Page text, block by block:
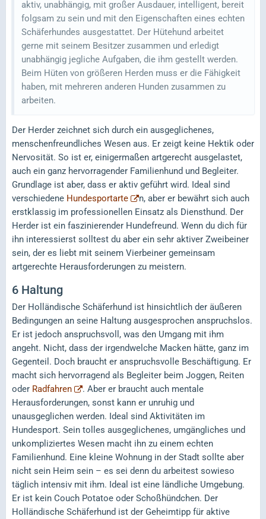
aktiv, unabhängig, mit großer Ausdauer, intelligent, bereit
folgsam zu sein und mit den Eigenschaften eines echten
Schäferhundes ausgestattet. Der Hütehund arbeitet
gerne mit seinem Besitzer zusammen und erledigt
unabhängig jegliche Aufgaben, die ihm gestellt werden.
Beim Hüten von größeren Herden muss er die Fähigkeit
haben, mit mehreren anderen Hunden zusammen zu
arbeiten.
Der Herder zeichnet sich durch ein ausgeglichenes,
menschenfreundliches Wesen aus. Er zeigt keine Hektik oder
Nervosität. So ist er, einigermaßen artgerecht ausgelastet,
auch ein ganz hervorragender Familienhund und Begleiter.
Grundlage ist aber, dass er aktiv geführt wird. Ideal sind
verschiedene Hundesportarte
n, aber er bewährt sich auch
erstklassig im professionellen Einsatz als Diensthund. Der
Herder ist ein faszinierender Hundefreund. Wenn du dich für
ihn interessierst solltest du aber ein sehr aktiver Zweibeiner
sein, der es liebt mit seinem Vierbeiner gemeinsam
artgerechte Herausforderungen zu meistern.
6 Haltung
Der Holländische Schäferhund ist hinsichtlich der äußeren
Bedingungen an seine Haltung ausgesprochen anspruchslos.
Er ist jedoch anspruchsvoll, was den Umgang mit ihm
angeht. Nicht, dass der irgendwelche Macken hätte, ganz im
Gegenteil. Doch braucht er anspruchsvolle Beschäftigung. Er
macht sich hervorragend als Begleiter beim Joggen, Reiten
oder Radfahren
. Aber er braucht auch mentale
Herausforderungen, sonst kann er unruhig und
unausgeglichen werden. Ideal sind Aktivitäten im
Hundesport. Sein tolles ausgeglichenes, umgängliches und
unkompliziertes Wesen macht ihn zu einem echten
Familienhund. Eine kleine Wohnung in der Stadt sollte aber
nicht sein Heim sein – es sei denn du arbeitest sowieso
täglich intensiv mit ihm. Ideal ist eine ländliche Umgebung.
Er ist kein Couch Potatoe oder Schoßhündchen. Der
Holländische Schäferhund ist der Geheimtipp für aktive